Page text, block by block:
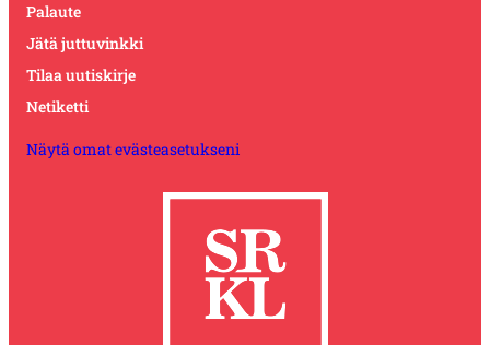
Palaute
Jätä juttuvinkki
Tilaa uutiskirje
Netiketti
Näytä omat evästeasetukseni